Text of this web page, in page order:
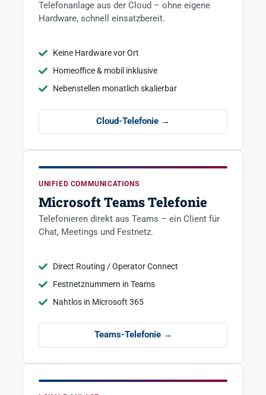
Telefonanlage aus der Cloud – ohne eigene
Hardware, schnell einsatzbereit.
Keine Hardware vor Ort
Homeoffice & mobil inklusive
Nebenstellen monatlich skalierbar
Cloud-Telefonie →
UNIFIED COMMUNICATIONS
Microsoft Teams Telefonie
Telefonieren direkt aus Teams – ein Client für
Chat, Meetings und Festnetz.
Direct Routing / Operator Connect
Festnetznummern in Teams
Nahtlos in Microsoft 365
Teams-Telefonie →